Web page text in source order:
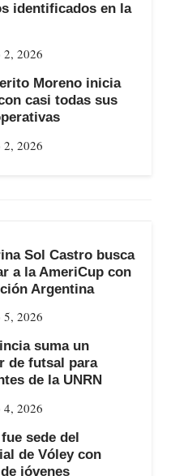
identificados en la
2, 2026
Moreno inicia
casi todas sus
2, 2026
Sol Castro busca
a la AmeriCup con
Argentina
5, 2026
suma un
de futsal para
de la UNRN
4, 2026
sede del
de Vóley con
jóvenes